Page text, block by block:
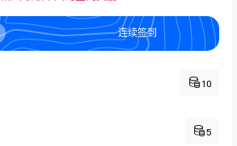
连续签到
10
5